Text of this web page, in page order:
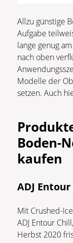
Allzu günstige
Aufgabe
lange genug
nach oben
Modelle der
setzen. Auch
Boden-
kaufen
ADJ
Mit Crushed-
ADJ Entour
Herbst 2020